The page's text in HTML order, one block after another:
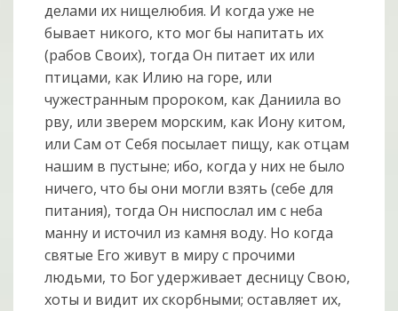
делами их нищелюбия. И когда уже не
бывает никого, кто мог бы напитать их
(рабов Своих), тогда Он питает их или
птицами, как Илию на горе, или
чужестранным пророком, как Даниила во
рву, или зверем морским, как Иону китом,
или Сам от Себя посылает пищу, как отцам
нашим в пустыне; ибо, когда у них не было
ничего, что бы они могли взять (себе для
питания), тогда Он ниспослал им с неба
манну и источил из камня воду. Но когда
святые Его живут в миру с прочими
людьми, то Бог удерживает десницу Свою,
хоты и видит их скорбными; оставляет их,